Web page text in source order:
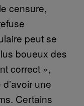
censure,
peut se
boueux des
correct »,
une
Certains